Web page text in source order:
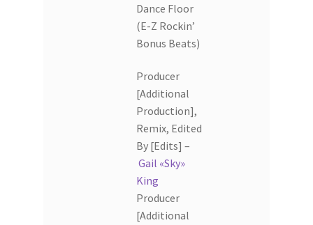
Dance Floor
(E-Z Rockin’
Bonus Beats)
Producer
[Additional
Production],
Remix, Edited
By [Edits] –
Gail «Sky»
King
Producer
[Additional